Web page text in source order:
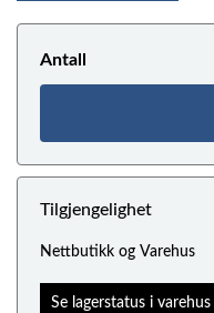
Antall
Tilgjengelighet
Nettbutikk og Varehus
Se lagerstatus i varehus